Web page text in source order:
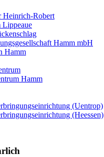
Heinrich-Robert
Lippeaue
Hamm mbH
Hamm
Hamm
(Uentrop)
(Heessen)